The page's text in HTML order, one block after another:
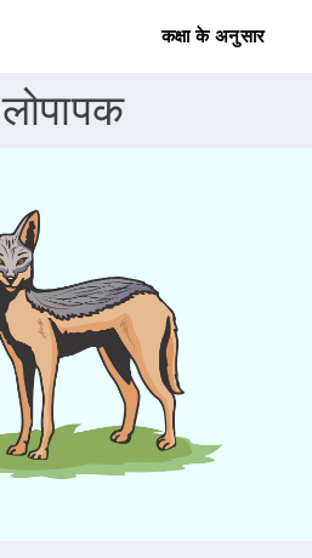
कक्षा के अनुसार
लोपापक